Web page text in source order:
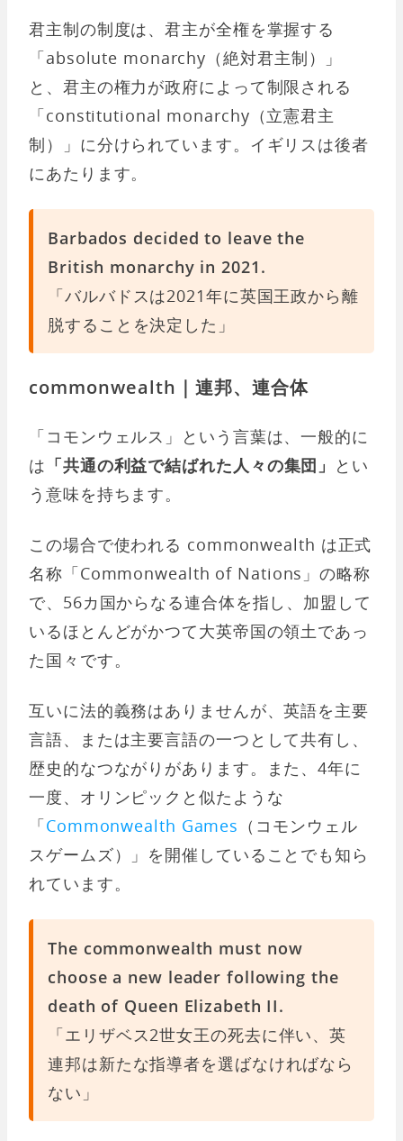
君主制の制度は、君主が全権を掌握する
「absolute monarchy（絶対君主制）」
と、君主の権力が政府によって制限される
「constitutional monarchy（立憲君主
制）」に分けられています。イギリスは後者
にあたります。
Barbados decided to leave the
British monarchy in 2021.
「バルバドスは2021年に英国王政から離
脱することを決定した」
commonwealth｜連邦、連合体
「コモンウェルス」という言葉は、一般的に
は 「共通の利益で結ばれた人々の集団」 とい
う意味を持ちます。
この場合で使われる commonwealth は正式
名称「Commonwealth of Nations」の略称
で、56カ国からなる連合体を指し、加盟して
いるほとんどがかつて大英帝国の領土であっ
た国々です。
互いに法的義務はありませんが、英語を主要
言語、または主要言語の一つとして共有し、
歴史的なつながりがあります。また、4年に
一度、オリンピックと似たような
「Commonwealth Games （コモンウェル
スゲームズ）」を開催していることでも知ら
れています。
The commonwealth must now
choose a new leader following the
death of Queen Elizabeth II.
「エリザベス2世女王の死去に伴い、英
連邦は新たな指導者を選ばなければなら
ない」